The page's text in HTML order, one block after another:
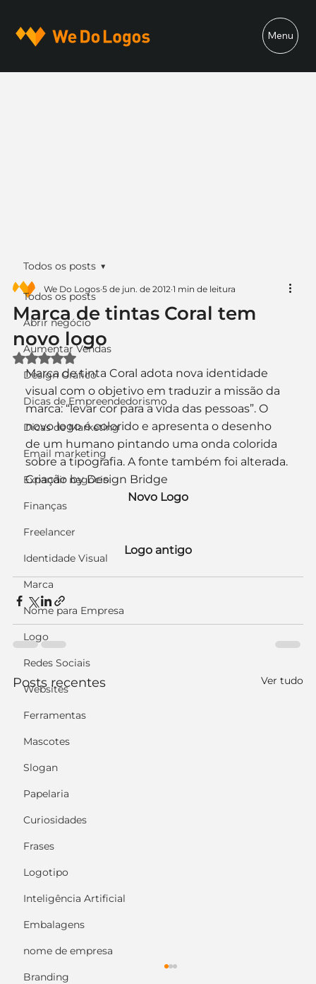
Menu
Todos os posts
Abrir negócio
Aumentar Vendas
Design Gráfico
Dicas de Empreendedorismo
Dicas de Marketing
Email marketing
Expandir negócio
Finanças
Freelancer
Identidade Visual
Marca
Nome para Empresa
Logo
Redes Sociais
Websites
Ferramentas
Mascotes
Slogan
Papelaria
Curiosidades
Frases
Logotipo
Inteligência Artificial
Embalagens
nome de empresa
Branding
Todos os posts
Marca de tintas Coral tem
novo logo
We Do Logos 5 de jun. de 2012 1 min de leitura
Avaliado com NaN de 5 estrelas.
Marca de tinta Coral adota nova identidade
visual com o objetivo em traduzir a missão da
marca: “levar cor para a vida das pessoas”. O
novo logo é colorido e apresenta o desenho
de um humano pintando uma onda colorida
sobre a tipografia. A fonte também foi alterada.
Criação by Design Bridge
Novo Logo
Logo antigo
Posts recentes Ver tudo